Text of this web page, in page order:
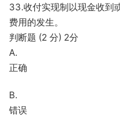
33.收付实现制以现金收到
费用的发生。
判断题 (2 分) 2分
A.
正确
B.
错误